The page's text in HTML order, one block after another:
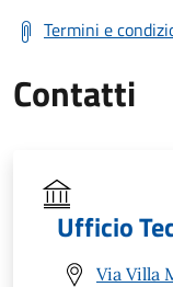
Termini e
Contatti
Ufficio
Via Villa